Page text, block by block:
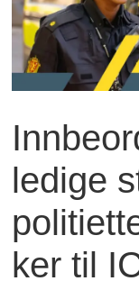
ledige
ker til